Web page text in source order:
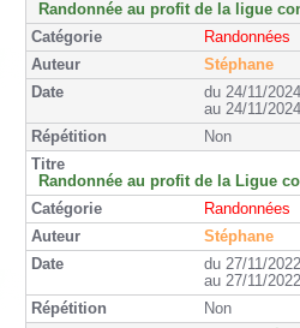
Randonnée au profit de la ligue
Randonnées
Stéphane
du 24/11/
au 24/11/
Non
Randonnée au profit de la Ligue
Randonnées
Stéphane
du 27/11/
au 27/11/
Non